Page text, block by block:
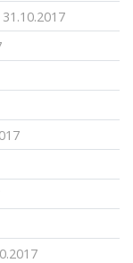
31.10.2017